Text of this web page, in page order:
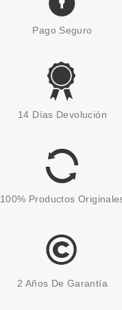
VALENTINO
YELLOW DREAM DONNA EDP
49.95€
Pago Seguro
14 Días Devolución
100% Productos
2 Años De Garantía